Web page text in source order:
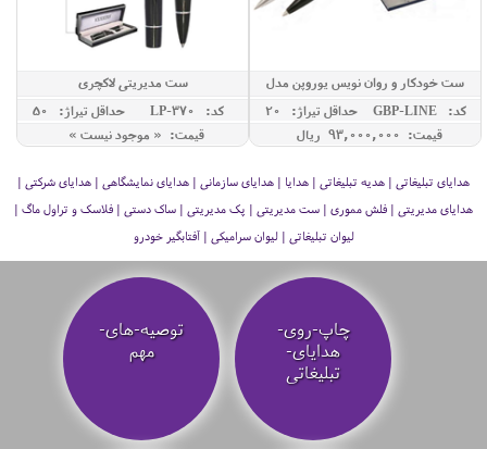
ست خودکار و روان نویس یوروپن مدل
LINE
کد: GBP-LINE
حداقل تيراژ: 20
قیمت: 93,000,000 ريال
ست مدیریتی لاکچری
کد: LP-370
حداقل تيراژ: 50
قیمت: « موجود نیست »
هدایای تبلیغاتی | هدیه تبلیغاتی | هدایا | هدایای سازمانی | هدایای نمایشگاهی | هدایای شرکتی |
هدایای مدیریتی | فلش مموری | ست مدیریتی | پک مدیریتی | ساک دستی | فلاسک و تراول ماگ |
لیوان تبلیغاتی | لیوان سرامیکی | آفتابگیر خودرو
چاپ-روی-
هدایای-
تبلیغاتی
توصیه‌-های-
مهم